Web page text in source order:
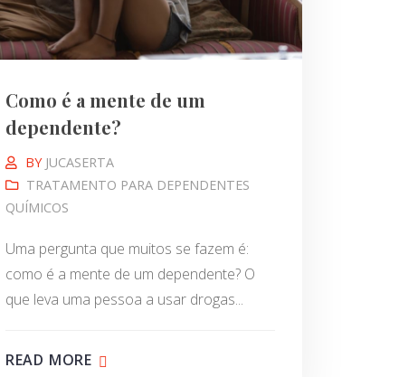
Como é a mente de um
dependente?
BY JUCASERTA
TRATAMENTO PARA DEPENDENTES
QUÍMICOS
Uma pergunta que muitos se fazem é:
como é a mente de um dependente? O
que leva uma pessoa a usar drogas...
READ MORE